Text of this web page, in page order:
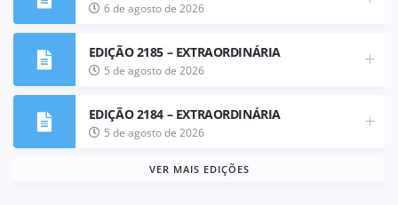
6 de agosto de 2026
EDIÇÃO 2185 – EXTRAORDINÁRIA
5 de agosto de 2026
EDIÇÃO 2184 – EXTRAORDINÁRIA
5 de agosto de 2026
VER MAIS EDIÇÕES